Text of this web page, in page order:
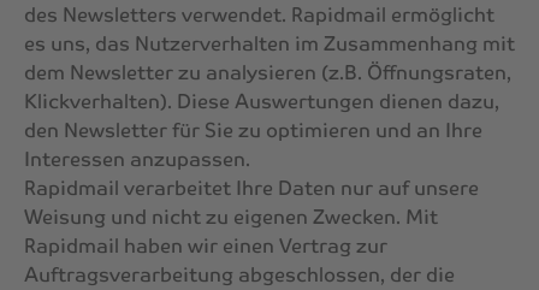
des Newsletters verwendet. Rapidmail ermöglicht
es uns, das Nutzerverhalten im Zusammenhang mit
dem Newsletter zu analysieren (z.B. Öffnungsraten,
Klickverhalten). Diese Auswertungen dienen dazu,
den Newsletter für Sie zu optimieren und an Ihre
Interessen anzupassen.
Rapidmail verarbeitet Ihre Daten nur auf unsere
Weisung und nicht zu eigenen Zwecken. Mit
Rapidmail haben wir einen Vertrag zur
Auftragsverarbeitung abgeschlossen, der die